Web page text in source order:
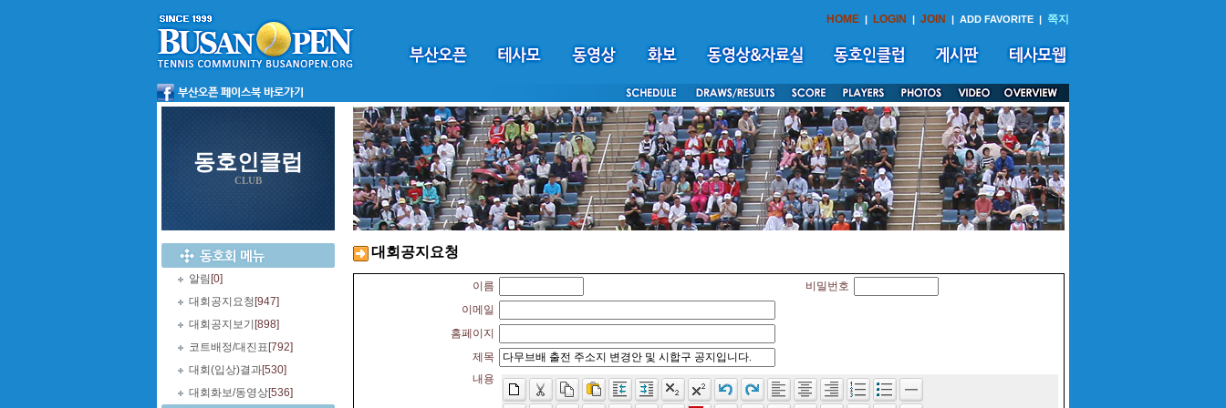
HOME | LOGIN | JOIN | ADD FAVORITE | 쪽지
동호인클럽
CLUB
알림 [0]
대회공지요청 [947]
대회공지보기 [898]
코트배정/대진표 [792]
대회(입상)결과[530]
대회화보/동영상[536]
대회공지요청
이름
비밀번호
이메일
홈페이지
제목
내용